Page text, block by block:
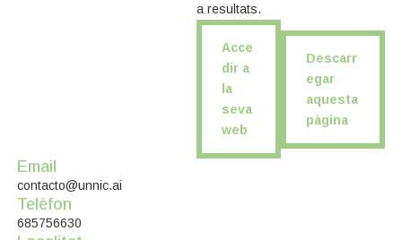
a resultats.
Acce
dir a
la
seva
web
Descarr
egar
aquesta
pàgina
Email
contacto@unnic.ai
Telèfon
685756630